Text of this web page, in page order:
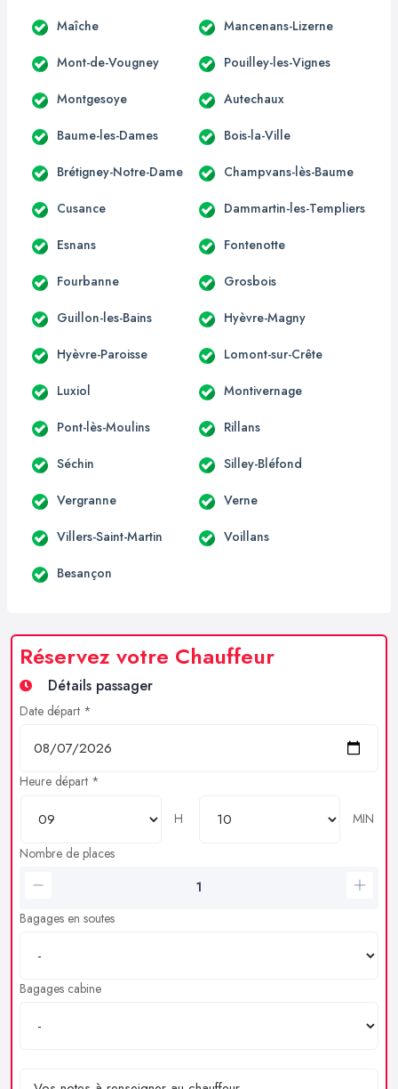
Maîche Mancenans-Lizerne
Mont-de-Vougney Pouilley-les-Vignes
Montgesoye Autechaux
Baume-les-Dames Bois-la-Ville
Brétigney-Notre-Dame Champvans-lès-Baume
Cusance Dammartin-les-Templiers
Esnans Fontenotte
Fourbanne Grosbois
Guillon-les-Bains Hyèvre-Magny
Hyèvre-Paroisse Lomont-sur-Crête
Luxiol Montivernage
Pont-lès-Moulins Rillans
Séchin Silley-Bléfond
Vergranne Verne
Villers-Saint-Martin Voillans
Besançon
Réservez votre Chauffeur
Détails passager
Date départ *
Heure départ *
H
MIN
Nombre de places
Bagages en soutes
Bagages cabine